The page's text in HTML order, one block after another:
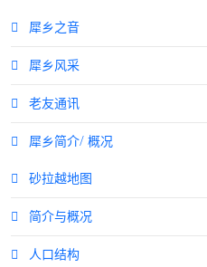
犀乡之音
犀乡风采
老友通讯
犀乡简介/ 概况
砂拉越地图
简介与概况
人口结构